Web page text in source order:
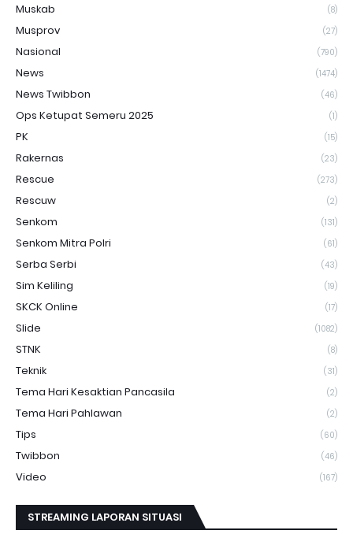
Muskab (8)
Musprov (27)
Nasional (790)
News (1474)
News Twibbon (46)
Ops Ketupat Semeru 2025 (1)
PK (15)
Rakernas (23)
Rescue (273)
Rescuw (2)
Senkom (131)
Senkom Mitra Polri (61)
Serba Serbi (43)
Sim Keliling (19)
SKCK Online (17)
Slide (1082)
STNK (8)
Teknik (31)
Tema Hari Kesaktian Pancasila (2)
Tema Hari Pahlawan (2)
Tips (60)
Twibbon (46)
Video (167)
STREAMING LAPORAN SITUASI